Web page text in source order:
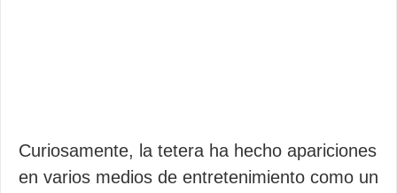
Curiosamente, la tetera ha hecho apariciones
en varios medios de entretenimiento como un